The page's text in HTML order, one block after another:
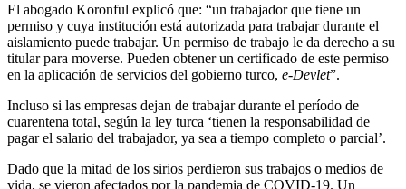
El abogado Koronful explicó que: “un trabajador que tiene un
permiso y cuya institución está autorizada para trabajar durante el
aislamiento puede trabajar. Un permiso de trabajo le da derecho a su
titular para moverse. Pueden obtener un certificado de este permiso
en la aplicación de servicios del gobierno turco, e-Devlet”.
Incluso si las empresas dejan de trabajar durante el período de
cuarentena total, según la ley turca ‘tienen la responsabilidad de
pagar el salario del trabajador, ya sea a tiempo completo o parcial’.
Dado que la mitad de los sirios perdieron sus trabajos o medios de
vida, se vieron afectados por la pandemia de COVID-19. Un